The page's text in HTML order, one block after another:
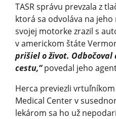
TASR správu prevzala z
ktorá sa odvoláva na jeho
svojej motorke zrazil s
v americkom štáte
prišiel o život.
cestu,“povedal jeho
Herca previezli
Medical Center v
lekárom sa ho už